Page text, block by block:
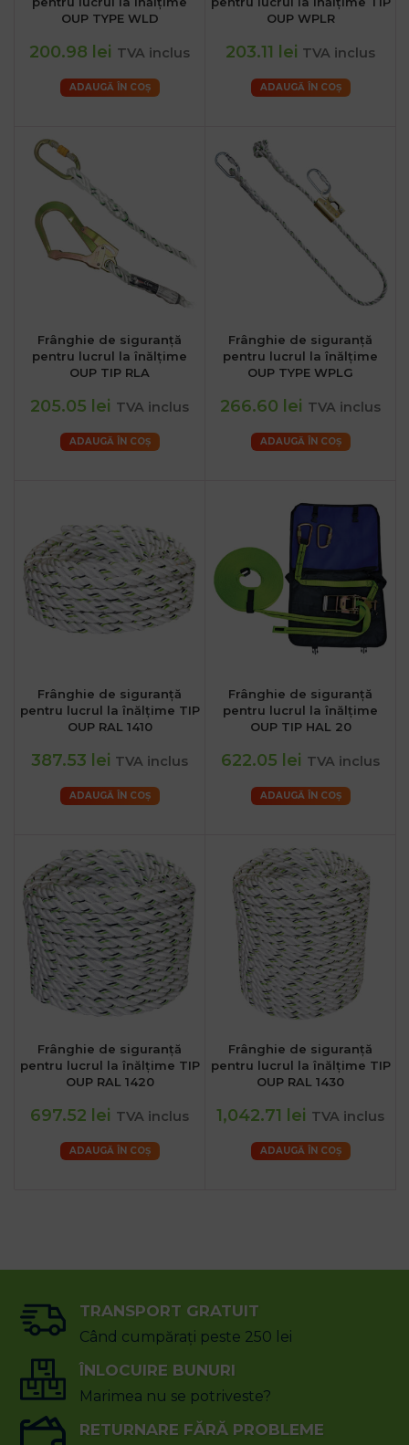
OUP TYPE WLD
200.98 lei TVA inclus
ADAUGĂ ÎN COȘ
OUP WPLR
203.11 lei TVA inclus
ADAUGĂ ÎN COȘ
Frânghie de siguranță
pentru lucrul la înălțime
OUP TIP RLA
205.05 lei TVA inclus
ADAUGĂ ÎN COȘ
Frânghie de siguranță
pentru lucrul la înălțime
OUP TYPE WPLG
266.60 lei TVA inclus
ADAUGĂ ÎN COȘ
Frânghie de siguranță
pentru lucrul la înălțime TIP
OUP RAL 1410
387.53 lei TVA inclus
ADAUGĂ ÎN COȘ
Frânghie de siguranță
pentru lucrul la înălțime
OUP TIP HAL 20
622.05 lei TVA inclus
ADAUGĂ ÎN COȘ
Frânghie de siguranță
pentru lucrul la înălțime TIP
OUP RAL 1420
697.52 lei TVA inclus
ADAUGĂ ÎN COȘ
Frânghie de siguranță
pentru lucrul la înălțime TIP
OUP RAL 1430
1,042.71 lei TVA inclus
ADAUGĂ ÎN COȘ
TRANSPORT GRATUIT
Când cumpărați peste 250 lei
ÎNLOCUIRE BUNURI
Marimea nu se potriveste?
RETURNARE FĂRĂ PROBLEME